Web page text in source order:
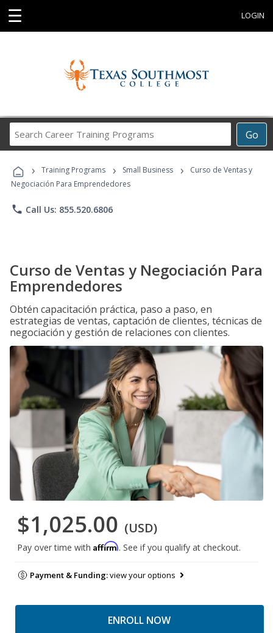
☰ LOGIN
Go
Career
Programs
› Training Programs › Small Business ›
Curso de Ventas y
Negociación Para Emprendedores
phone Call Us: 855.520.6806
Curso de Ventas y Negociación Para
Emprendedores
Obtén capacitación práctica, paso a paso, en
estrategias de ventas, captación de clientes, técnicas de
negociación y gestión de relaciones con clientes.
$1,025.00 (USD)
Pay over time with Affirm. See if you qualify at checkout.
Payment & Funding:view your options
ENROLL NOW